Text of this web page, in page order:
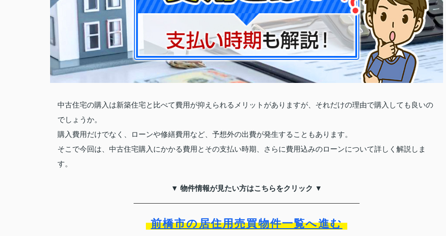
中古住宅の購入は新築住宅と比べて費用が抑えられるメリットがありますが、それだけの理由で購入しても良いの
でしょうか。
購入費用だけでなく、ローンや修繕費用など、予想外の出費が発生することもあります。
そこで今回は、中古住宅購入にかかる費用とその支払い時期、さらに費用込みのローンについて詳しく解説しま
す。
▼ 物件情報が見たい方はこちらをクリック ▼
前橋市の居住用売買物件一覧へ進む